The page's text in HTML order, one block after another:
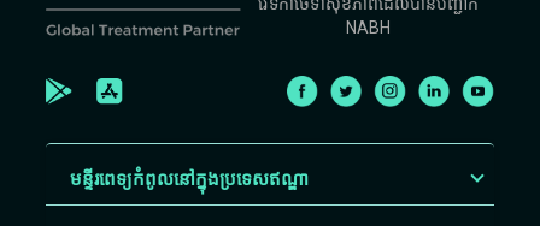
NABH
មន្ទីរពេទ្យកំពូលនៅក្នុងប្រទេសឥណ្ឌា